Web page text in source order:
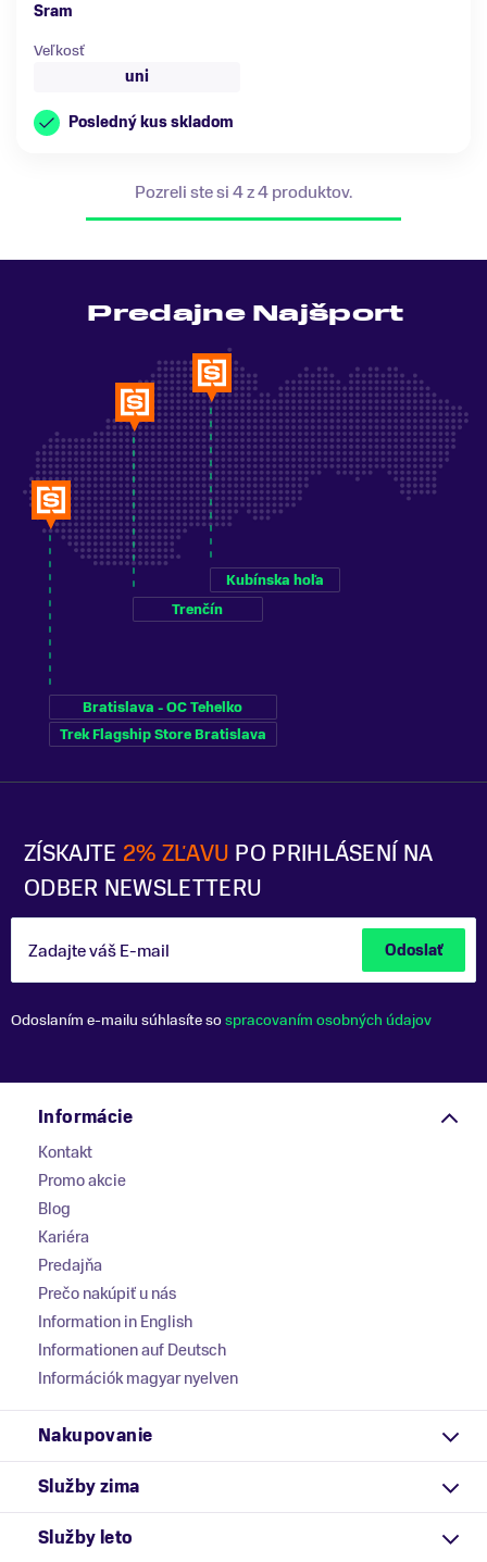
Sram
Veľkosť
uni
Posledný kus skladom
Pozreli ste si 4 z 4 produktov.
ZÍSKAJTE 2% ZĽAVU PO PRIHLÁSENÍ NA
ODBER NEWSLETTERU
Zadajte váš E-mail Odoslať
Odoslaním e-mailu súhlasíte sospracovaním osobných údajov
Predajne Najšport
Bratislava - OC Tehelko
Trek Flagship Store Bratislava
Trenčín
Kubínska hoľa
Informácie
Kontakt
Promo akcie
Blog
Kariéra
Predajňa
Prečo nakúpiť u nás
Information in English
Informationen auf Deutsch
Információk magyar nyelven
Nakupovanie
Služby zima
Služby leto